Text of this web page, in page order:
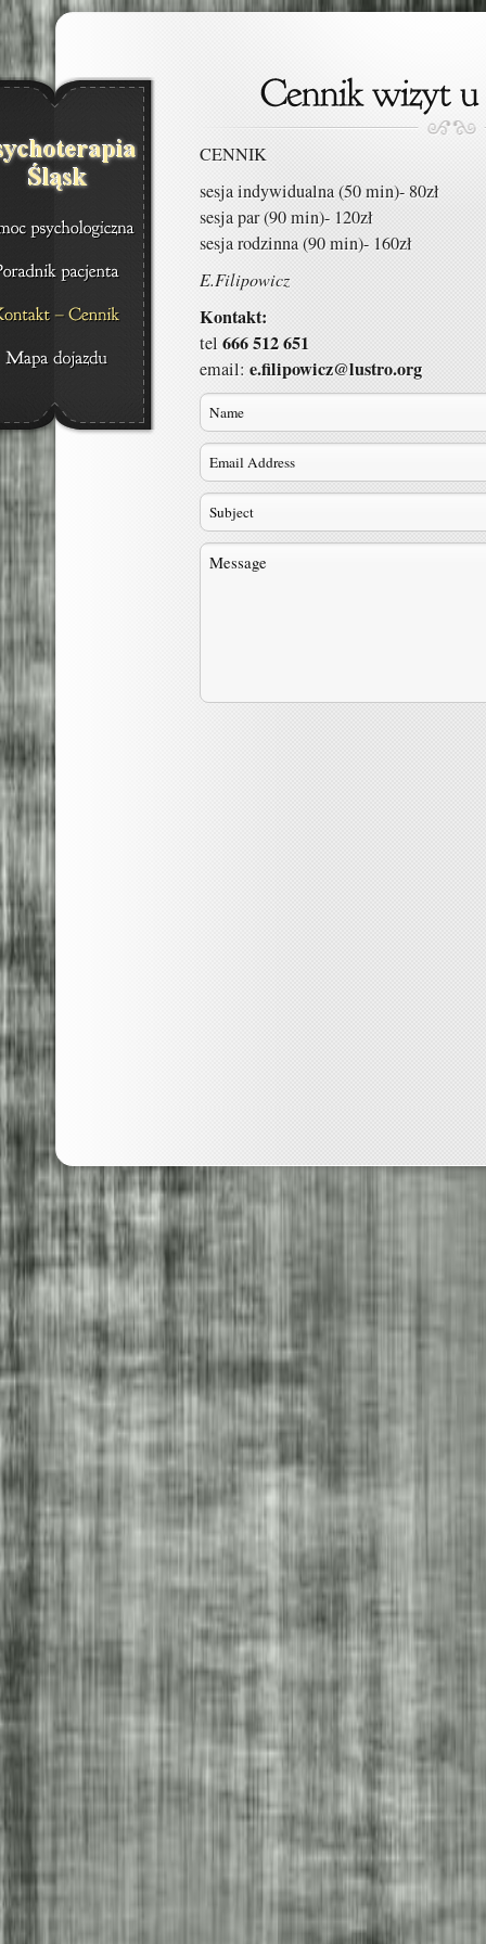
CENNIK
sesja indywidualna (50 min)- 80zł
sesja par (90 min)- 120zł
sesja rodzinna (90 min)- 160zł
E.Filipowicz
Kontakt:
tel 666 512 651
email: e.filipowicz@lustro.org